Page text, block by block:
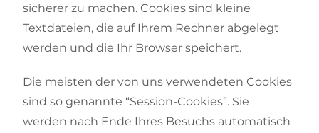
sicherer zu machen. Cookies sind kleine
Textdateien, die auf Ihrem Rechner abgelegt
werden und die Ihr Browser speichert.
Die meisten der von uns verwendeten Cookies
sind so genannte “Session-Cookies”. Sie
werden nach Ende Ihres Besuchs automatisch